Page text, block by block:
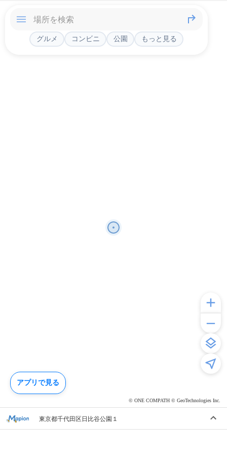
© ONE COMPATH © GeoTechnologies Inc.
グルメ コンビニ 公園 もっと見る
東京都千代田区日比谷公園１
アプリで見る